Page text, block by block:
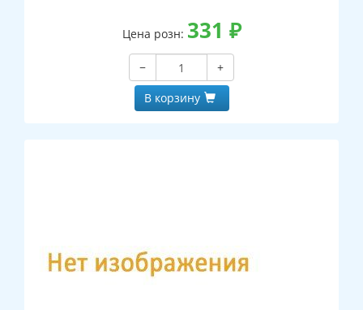
Цена розн: 331 ₽
−
+
В корзину